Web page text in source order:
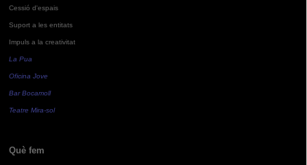
Cessió d'espais
Suport a les entitats
Impuls a la creativitat
La Pua
Oficina Jove
Bar Bocamoll
Teatre Mira-sol
Què fem